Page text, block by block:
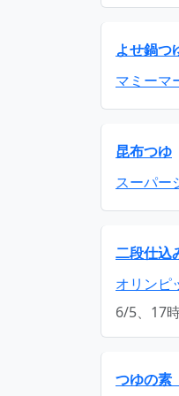
よせ鍋つ
マミーマ
昆布つゆ
スーパー
二段仕込
オリンピ
6/5、17
つゆの素